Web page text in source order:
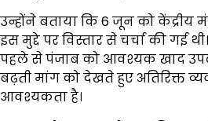
उन्होंने बताया कि 6 जून को केंद्रीय
इस मुद्दे पर विस्तार से चर्चा की गई
पहले से पंजाब को आवश्यक खाद
बढ़ती मांग को देखते हुए अतिरिक्त
आवश्यकता है।